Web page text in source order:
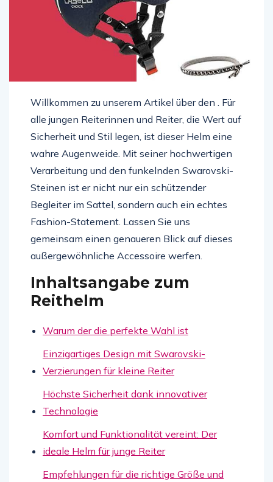
Willkommen zu unserem Artikel über den . Für
alle jungen Reiterinnen und Reiter, die Wert auf
Sicherheit und Stil legen, ist dieser Helm eine
wahre Augenweide. Mit seiner hochwertigen
Verarbeitung und den funkelnden Swarovski-
Steinen ist er nicht nur ein schützender
Begleiter im Sattel, sondern auch ein echtes
Fashion-Statement. Lassen Sie uns
gemeinsam einen genaueren Blick auf dieses
außergewöhnliche Accessoire werfen.
Inhaltsangabe zum
Reithelm
Warum der die perfekte Wahl ist
Einzigartiges Design mit Swarovski-
Verzierungen für kleine Reiter
Höchste Sicherheit dank innovativer
Technologie
Komfort und Funktionalität vereint: Der
ideale Helm für junge Reiter
Empfehlungen für die richtige Größe und